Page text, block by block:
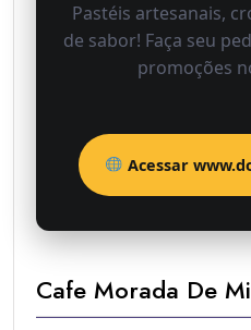
Pastéis artesanais,
de sabor! Faça seu
promoções
Acessar
Cafe Morada De